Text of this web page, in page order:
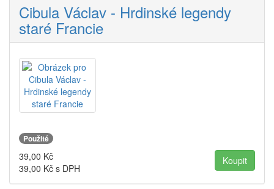
Cibula Václav - Hrdinské legendy
staré Francie
Použité
39,00 Kč
39,00 Kč s DPH